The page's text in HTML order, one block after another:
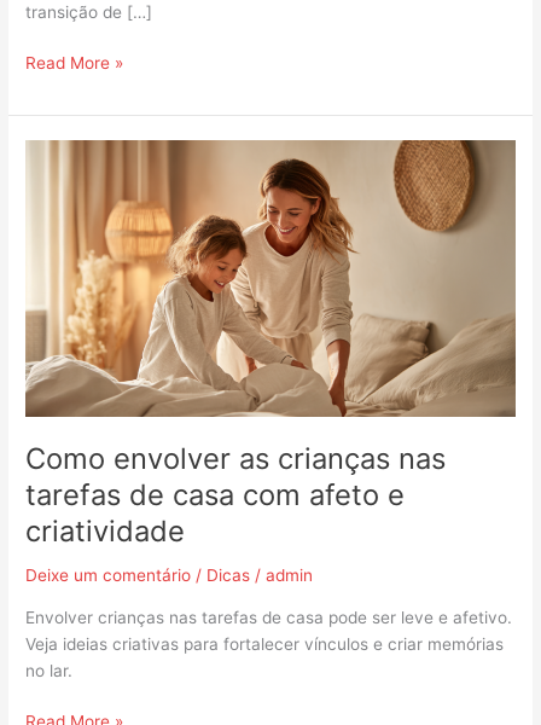
transição de […]
Read More »
Como envolver as crianças nas
tarefas de casa com afeto e
criatividade
Deixe um comentário / Dicas /admin
Envolver crianças nas tarefas de casa pode ser leve e afetivo.
Veja ideias criativas para fortalecer vínculos e criar memórias
no lar.
tarefas
de
com
afeto
e
criatividade